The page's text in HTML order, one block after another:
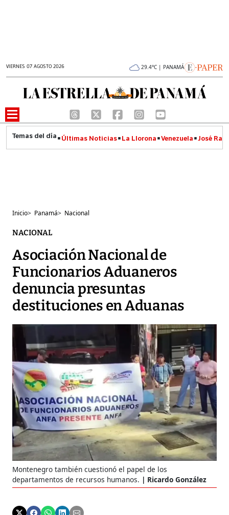
VIERNES 07 AGOSTO 2026 29.4°C | PANAMÁ
Últimas Noticias La Llorona Venezuela José
Inicio> Panamá> Nacional
NACIONAL
Asociación Nacional de
Funcionarios Aduaneros
denuncia presuntas
destituciones en Aduanas
Montenegro también cuestionó el papel de los
departamentos de recursos humanos.
Ricardo González